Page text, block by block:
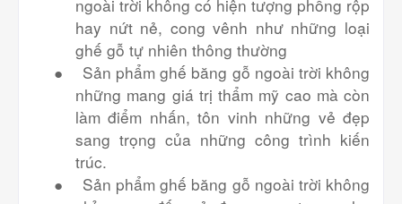
ngoài trời không có hiện tượng phồng rộp
hay nứt nẻ, cong vênh như những loại
ghế gỗ tự nhiên thông thường
●
Sản phẩm ghế băng gỗ ngoài trời không
những mang giá trị thẩm mỹ cao mà còn
làm điểm nhấn, tôn vinh những vẻ đẹp
sang trọng của những công trình kiến
trúc.
●
Sản phẩm ghế băng gỗ ngoài trời không